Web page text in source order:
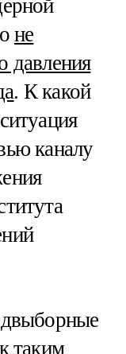
не
давления
. К какой
каналу
таким